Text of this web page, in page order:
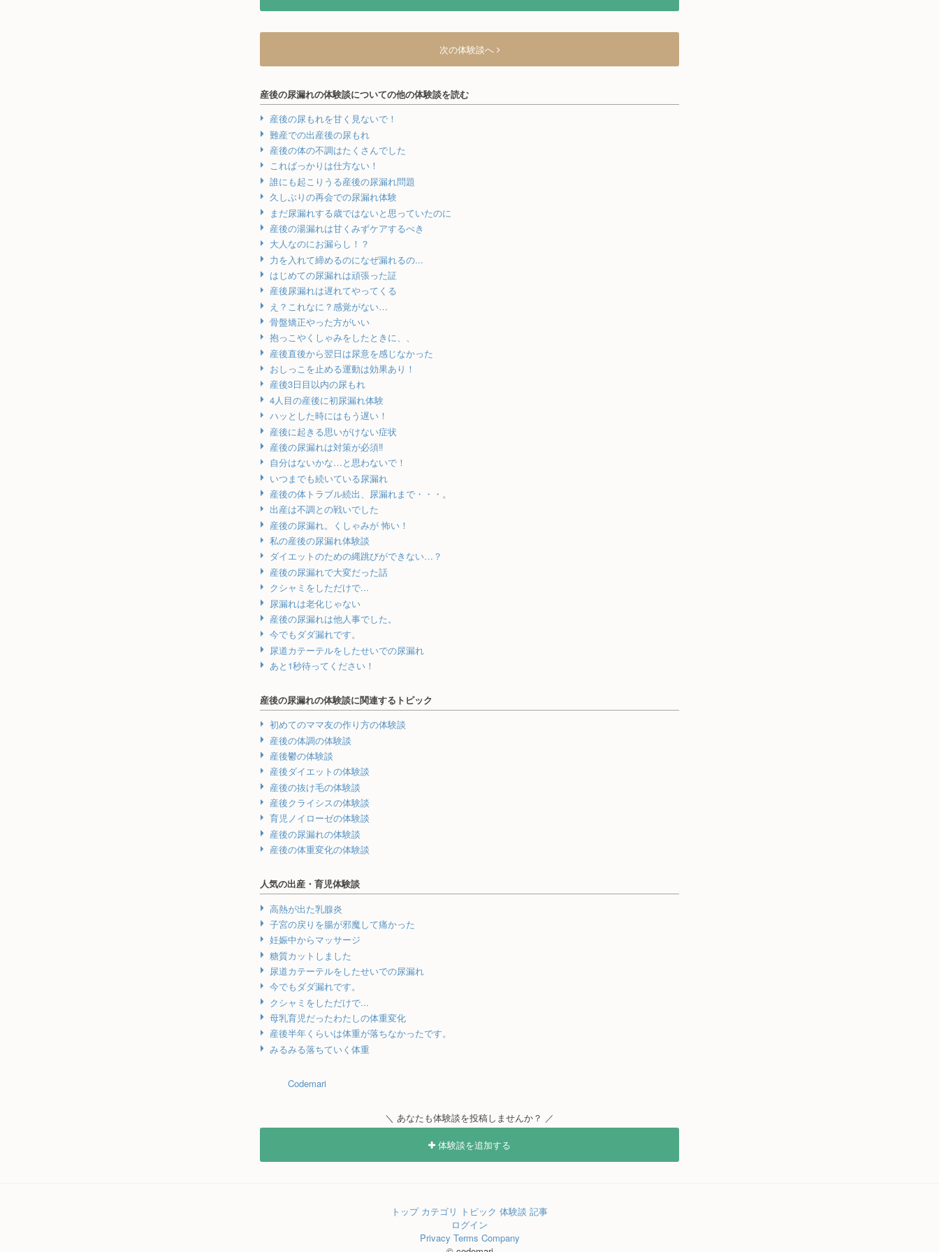
次の体験談へ
産後の尿漏れの体験談についての他の体験談を読む
産後の尿もれを甘く見ないで！
難産での出産後の尿もれ
産後の体の不調はたくさんでした
こればっかりは仕方ない！
誰にも起こりうる産後の尿漏れ問題
久しぶりの再会での尿漏れ体験
まだ尿漏れする歳ではないと思っていたのに
産後の湯漏れは甘くみずケアするべき
大人なのにお漏らし！？
力を入れて締めるのになぜ漏れるの...
はじめての尿漏れは頑張った証
産後尿漏れは遅れてやってくる
え？これなに？感覚がない…
骨盤矯正やった方がいい
抱っこやくしゃみをしたときに、、
産後直後から翌日は尿意を感じなかった
おしっこを止める運動は効果あり！
産後3日目以内の尿もれ
4人目の産後に初尿漏れ体験
ハッとした時にはもう遅い！
産後に起きる思いがけない症状
産後の尿漏れは対策が必須‼︎
自分はないかな…と思わないで！
いつまでも続いている尿漏れ
産後の体トラブル続出、尿漏れまで・・・。
出産は不調との戦いでした
産後の尿漏れ。くしゃみが 怖い！
私の産後の尿漏れ体験談
ダイエットのための縄跳びができない…？
産後の尿漏れで大変だった話
クシャミをしただけで...
尿漏れは老化じゃない
産後の尿漏れは他人事でした。
今でもダダ漏れです。
尿道カテーテルをしたせいでの尿漏れ
あと1秒待ってください！
産後の尿漏れの体験談に関連するトピック
初めてのママ友の作り方の体験談
産後の体調の体験談
産後鬱の体験談
産後ダイエットの体験談
産後の抜け毛の体験談
産後クライシスの体験談
育児ノイローゼの体験談
産後の尿漏れの体験談
産後の体重変化の体験談
人気の出産・育児体験談
高熱が出た乳腺炎
子宮の戻りを腸が邪魔して痛かった
妊娠中からマッサージ
糖質カットしました
尿道カテーテルをしたせいでの尿漏れ
今でもダダ漏れです。
クシャミをしただけで...
母乳育児だったわたしの体重変化
産後半年くらいは体重が落ちなかったです。
みるみる落ちていく体重
Codemari
＼ あなたも体験談を投稿しませんか？ ／
体験談を追加する
トップ カテゴリ トピック 体験談 記事
ログイン
Privacy Terms Company